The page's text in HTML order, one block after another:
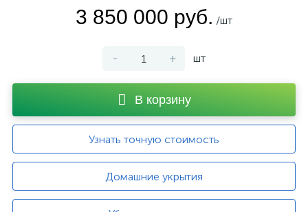
3 850 000 руб. /шт
- + шт
В корзину
Узнать точную стоимость
Домашние укрытия